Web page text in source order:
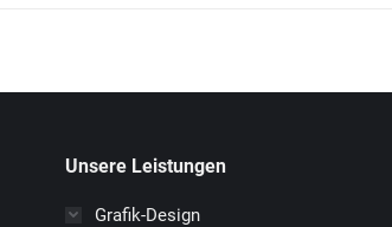
Unsere Leistungen
Grafik-Design